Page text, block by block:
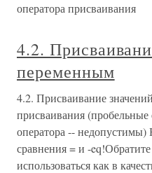
оператора присваивания
4.2.
переменным
4.2. Присваивание
присваивания
оператора -- недопустимы)
сравнения = и -
использоваться как в